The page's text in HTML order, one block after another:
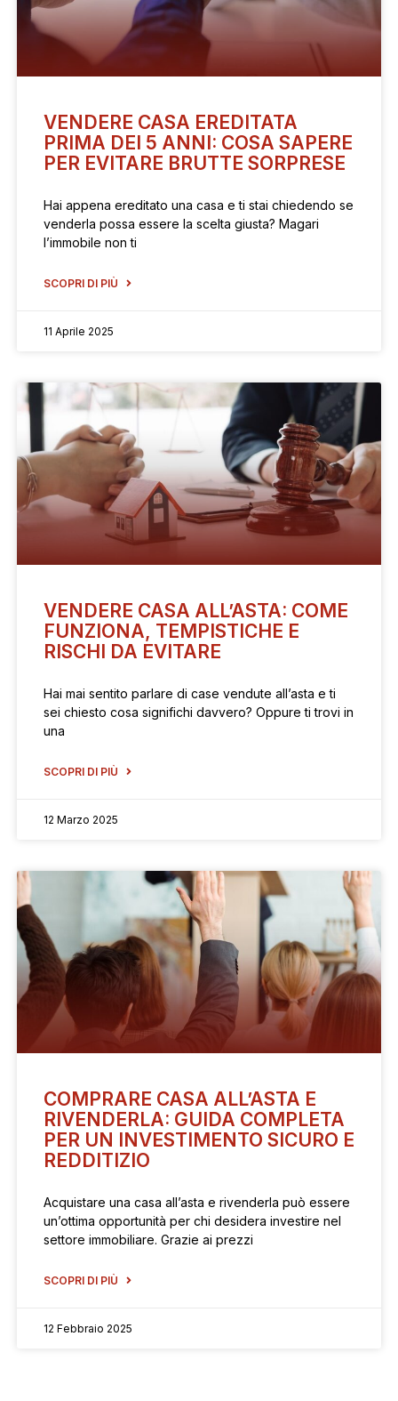
VENDERE CASA EREDITATA
PRIMA DEI 5 ANNI: COSA SAPERE
PER EVITARE BRUTTE SORPRESE
Hai appena ereditato una casa e ti stai chiedendo se
venderla possa essere la scelta giusta? Magari
l’immobile non ti
SCOPRI DI PIÙ
11 Aprile 2025
VENDERE CASA ALL’ASTA: COME
FUNZIONA, TEMPISTICHE E
RISCHI DA EVITARE
Hai mai sentito parlare di case vendute all’asta e ti
sei chiesto cosa significhi davvero? Oppure ti trovi in
una
SCOPRI DI PIÙ
12 Marzo 2025
COMPRARE CASA ALL’ASTA E
RIVENDERLA: GUIDA COMPLETA
PER UN INVESTIMENTO SICURO E
REDDITIZIO
Acquistare una casa all’asta e rivenderla può essere
un’ottima opportunità per chi desidera investire nel
settore immobiliare. Grazie ai prezzi
SCOPRI DI PIÙ
12 Febbraio 2025